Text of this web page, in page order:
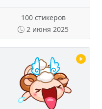
100 стикеров
2 июня 2025